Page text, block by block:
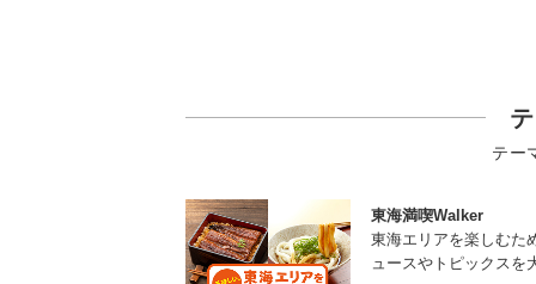
テー
東海満喫Walker
東海エリアを楽しむた
ュースやトピックスを